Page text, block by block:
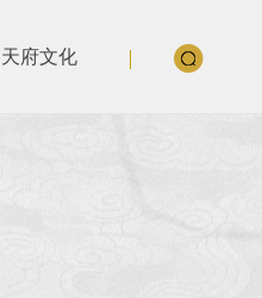
天府文化